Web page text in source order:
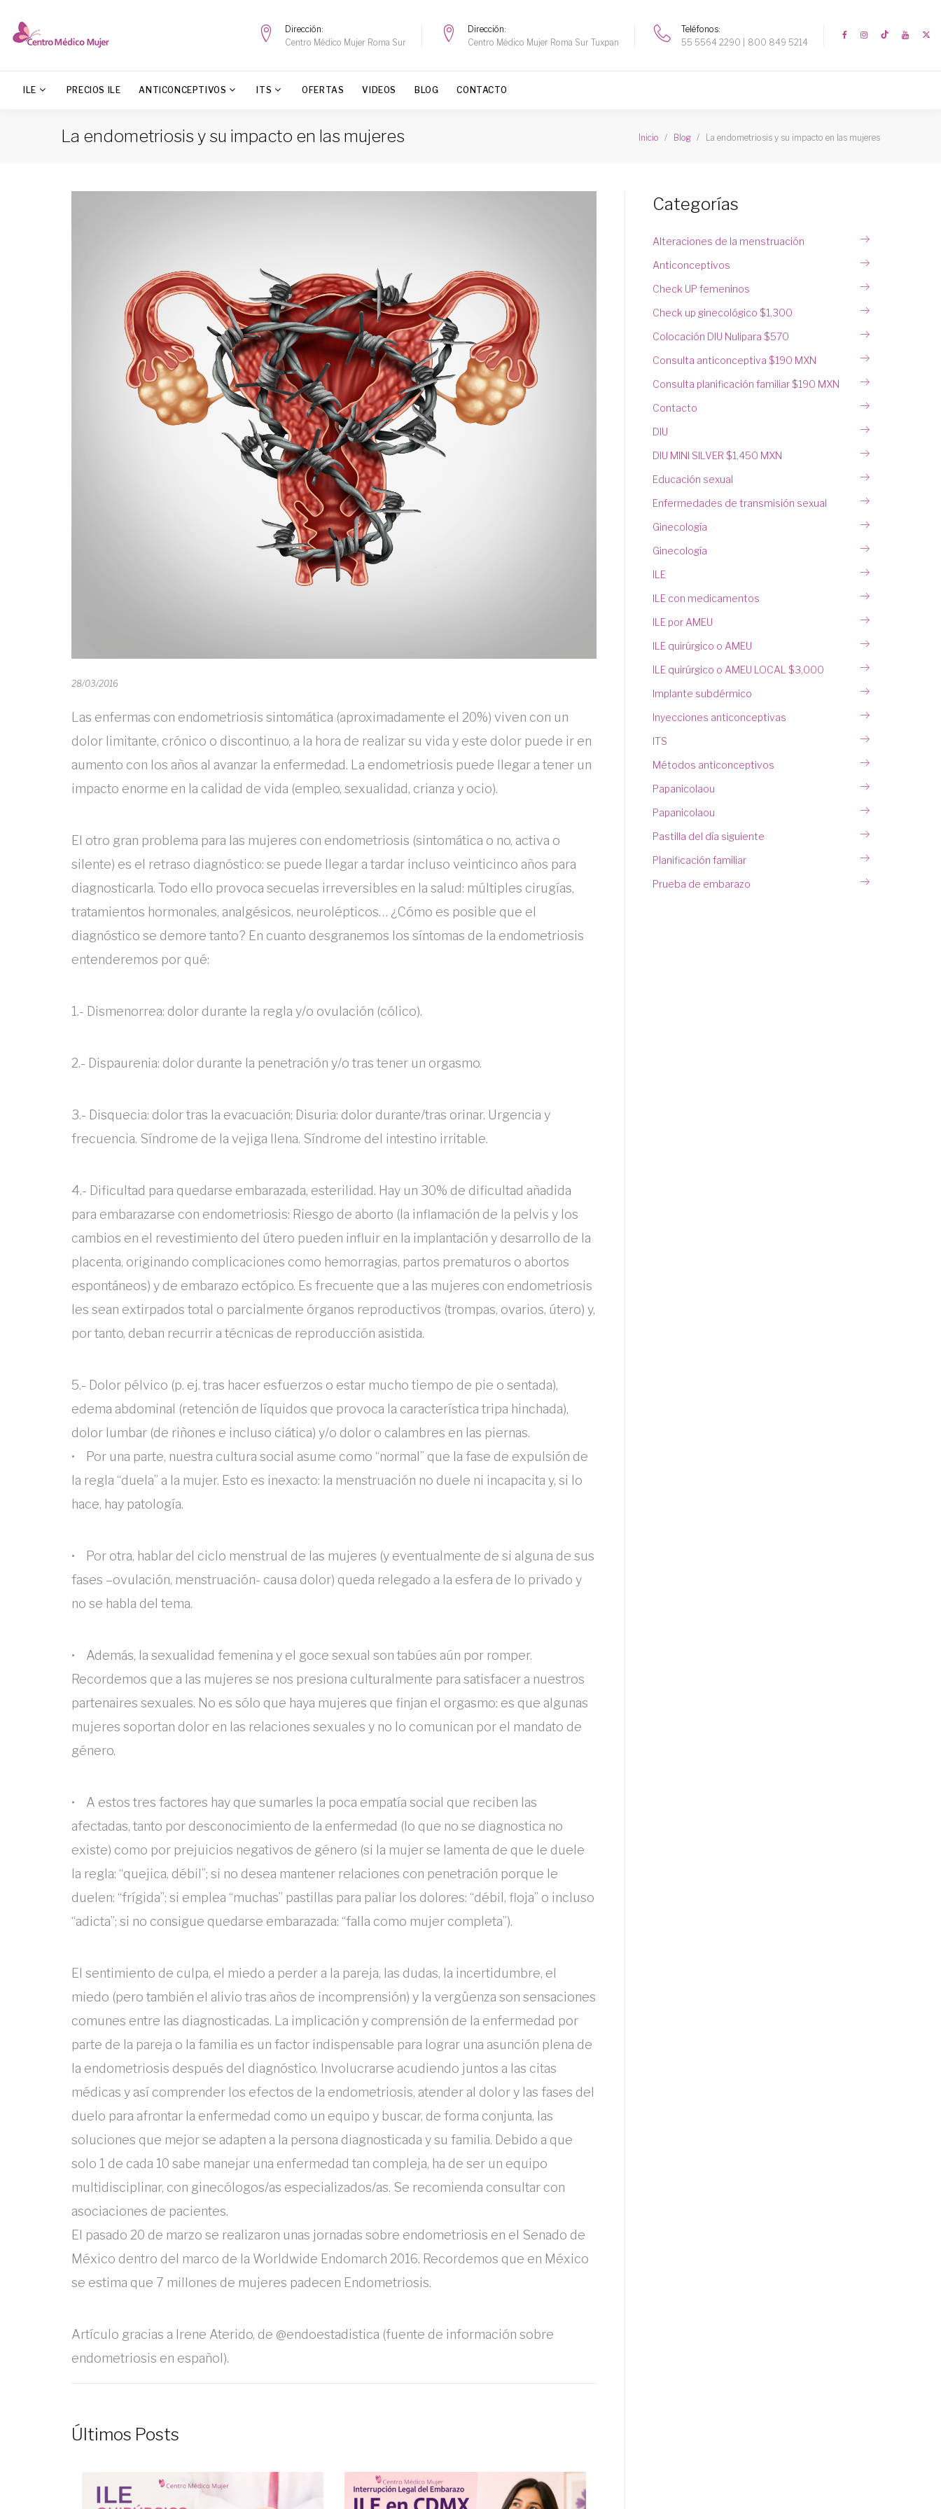
Dirección
Centro Médico Mujer Roma Sur
Dirección
Centro Médico Mujer Roma Sur Tuxpan
Teléfonos
55 5564 2290
800 849 5214
ILE PRECIOS ILE ANTICONCEPTIVOS ITS OFERTAS VIDEOS BLOG CONTACTO
La endometriosis y su impacto en las mujeres Inicio Blog La endometriosis y su impacto en las mujeres
28/03/2016
Las enfermas con endometriosis sintomática (aproximadamente el 20%) viven con un
dolor limitante, crónico o discontinuo, a la hora de realizar su vida y este dolor puede ir en
aumento con los años al avanzar la enfermedad. La endometriosis puede llegar a tener un
impacto enorme en la calidad de vida (empleo, sexualidad, crianza y ocio).
El otro gran problema para las mujeres con endometriosis (sintomática o no, activa o
silente) es el retraso diagnóstico: se puede llegar a tardar incluso veinticinco años para
diagnosticarla. Todo ello provoca secuelas irreversibles en la salud: múltiples cirugías,
tratamientos hormonales, analgésicos, neurolépticos… ¿Cómo es posible que el
diagnóstico se demore tanto? En cuanto desgranemos los síntomas de la endometriosis
entenderemos por qué:
1.- Dismenorrea: dolor durante la regla y/o ovulación (cólico).
2.- Dispaurenia: dolor durante la penetración y/o tras tener un orgasmo.
3.- Disquecia: dolor tras la evacuación; Disuria: dolor durante/tras orinar. Urgencia y
frecuencia. Síndrome de la vejiga llena. Síndrome del intestino irritable.
4.- Dificultad para quedarse embarazada, esterilidad. Hay un 30% de dificultad añadida
para embarazarse con endometriosis: Riesgo de aborto (la inflamación de la pelvis y los
cambios en el revestimiento del útero pueden influir en la implantación y desarrollo de la
placenta, originando complicaciones como hemorragias, partos prematuros o abortos
espontáneos) y de embarazo ectópico. Es frecuente que a las mujeres con endometriosis
les sean extirpados total o parcialmente órganos reproductivos (trompas, ovarios, útero) y,
por tanto, deban recurrir a técnicas de reproducción asistida.
5.- Dolor pélvico (p. ej. tras hacer esfuerzos o estar mucho tiempo de pie o sentada),
edema abdominal (retención de líquidos que provoca la característica tripa hinchada),
dolor lumbar (de riñones e incluso ciática) y/o dolor o calambres en las piernas.
• Por una parte, nuestra cultura social asume como “normal” que la fase de expulsión de
la regla “duela” a la mujer. Esto es inexacto: la menstruación no duele ni incapacita y, si lo
hace, hay patología.
• Por otra, hablar del ciclo menstrual de las mujeres (y eventualmente de si alguna de sus
fases –ovulación, menstruación- causa dolor) queda relegado a la esfera de lo privado y
no se habla del tema.
• Además, la sexualidad femenina y el goce sexual son tabúes aún por romper.
Recordemos que a las mujeres se nos presiona culturalmente para satisfacer a nuestros
partenaires sexuales. No es sólo que haya mujeres que finjan el orgasmo: es que algunas
mujeres soportan dolor en las relaciones sexuales y no lo comunican por el mandato de
género.
• A estos tres factores hay que sumarles la poca empatía social que reciben las
afectadas, tanto por desconocimiento de la enfermedad (lo que no se diagnostica no
existe) como por prejuicios negativos de género (si la mujer se lamenta de que le duele
la regla: “quejica, débil”; si no desea mantener relaciones con penetración porque le
duelen: “frígida”; si emplea “muchas” pastillas para paliar los dolores: “débil, floja” o incluso
“adicta”; si no consigue quedarse embarazada: “falla como mujer completa”).
El sentimiento de culpa, el miedo a perder a la pareja, las dudas, la incertidumbre, el
miedo (pero también el alivio tras años de incomprensión) y la vergüenza son sensaciones
comunes entre las diagnosticadas. La implicación y comprensión de la enfermedad por
parte de la pareja o la familia es un factor indispensable para lograr una asunción plena de
la endometriosis después del diagnóstico. Involucrarse acudiendo juntos a las citas
médicas y así comprender los efectos de la endometriosis, atender al dolor y las fases del
duelo para afrontar la enfermedad como un equipo y buscar, de forma conjunta, las
soluciones que mejor se adapten a la persona diagnosticada y su familia. Debido a que
solo 1 de cada 10 sabe manejar una enfermedad tan compleja, ha de ser un equipo
multidisciplinar, con ginecólogos/as especializados/as. Se recomienda consultar con
asociaciones de pacientes.
El pasado 20 de marzo se realizaron unas jornadas sobre endometriosis en el Senado de
México dentro del marco de la Worldwide Endomarch 2016. Recordemos que en México
se estima que 7 millones de mujeres padecen Endometriosis.
Artículo gracias a Irene Aterido, de @endoestadistica (fuente de información sobre
endometriosis en español).
Últimos Posts
Categorías
Alteraciones de la menstruación
Anticonceptivos
Check UP femeninos
Check up ginecológico $1,300
Colocación DIU Nulipara $570
Consulta anticonceptiva $190 MXN
Consulta planificación familiar $190 MXN
Contacto
DIU
DIU MINI SILVER $1,450 MXN
Educación sexual
Enfermedades de transmisión sexual
Ginecología
Ginecología
ILE
ILE con medicamentos
ILE por AMEU
ILE quirúrgico o AMEU
ILE quirúrgico o AMEU LOCAL $3,000
Implante subdérmico
Inyecciones anticonceptivas
ITS
Métodos anticonceptivos
Papanicolaou
Papanicolaou
Pastilla del día siguiente
Planificación familiar
Prueba de embarazo